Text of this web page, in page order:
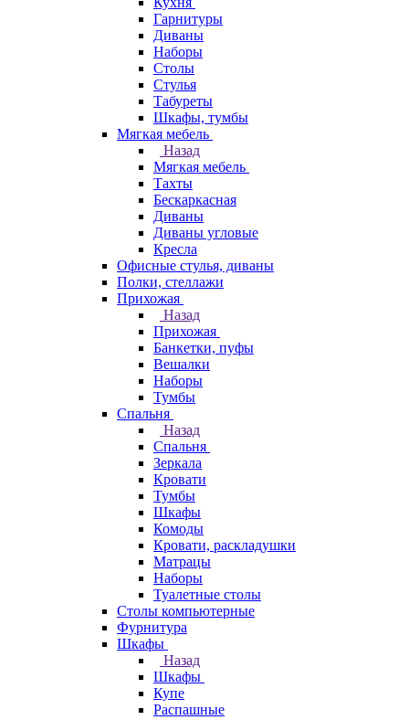
Гарнитуры
Диваны
Наборы
Столы
Стулья
Табуреты
Шкафы, тумбы
Мягкая мебель
Назад
Мягкая мебель
Тахты
Бескаркасная
Диваны
Диваны угловые
Кресла
Офисные стулья, диваны
Полки, стеллажи
Прихожая
Назад
Прихожая
Банкетки, пуфы
Вешалки
Наборы
Тумбы
Спальня
Назад
Спальня
Зеркала
Кровати
Тумбы
Шкафы
Комоды
Кровати, раскладушки
Матрацы
Наборы
Туалетные столы
Столы компьютерные
Фурнитура
Шкафы
Назад
Шкафы
Купе
Распашные